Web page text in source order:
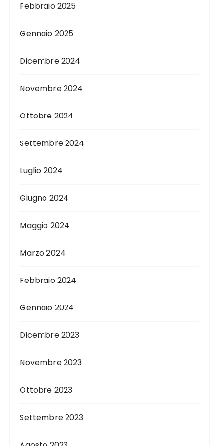
Febbraio 2025
Gennaio 2025
Dicembre 2024
Novembre 2024
Ottobre 2024
Settembre 2024
Luglio 2024
Giugno 2024
Maggio 2024
Marzo 2024
Febbraio 2024
Gennaio 2024
Dicembre 2023
Novembre 2023
Ottobre 2023
Settembre 2023